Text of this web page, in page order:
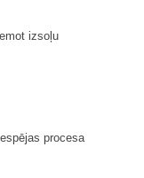
izsoļu
procesa